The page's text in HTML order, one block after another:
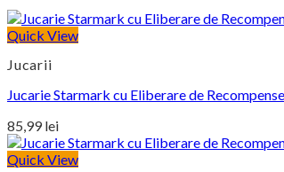
Quick View
Jucarii
Jucarie Starmark cu Eliberare de
85,99lei
Quick View